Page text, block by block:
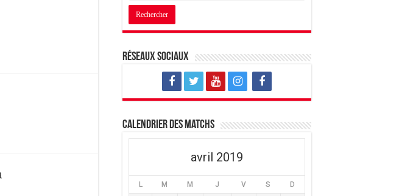
Réseaux sociaux
Calendrier des matchs
avril 2019
L M M J V S D